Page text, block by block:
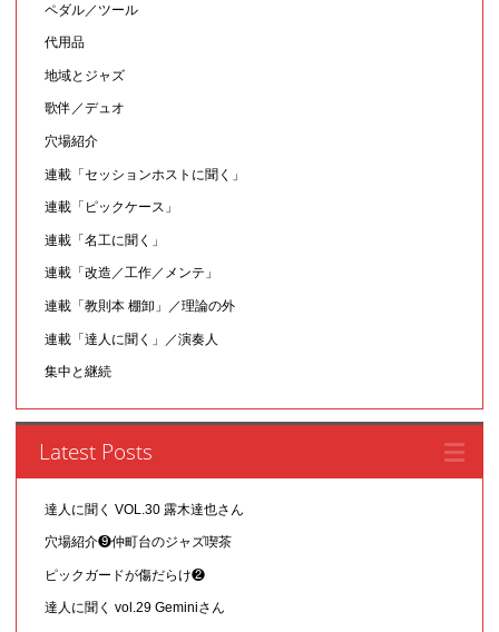
ペダル／ツール
代用品
地域とジャズ
歌伴／デュオ
穴場紹介
連載「セッションホストに聞く」
連載「ピックケース」
連載「名工に聞く」
連載「改造／工作／メンテ」
連載「教則本 棚卸」／理論の外
連載「達人に聞く」／演奏人
集中と継続
Latest Posts
達人に聞く VOL.30 露木達也さん
穴場紹介❾仲町台のジャズ喫茶
ピックガードが傷だらけ❷
達人に聞く vol.29 Geminiさん